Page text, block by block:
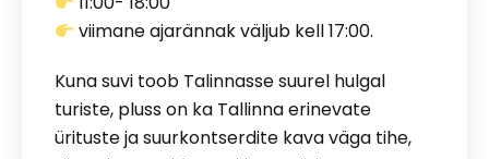
viimane ajarännak väljub kell 17:00.
Kuna suvi toob Talinnasse suurel hulgal
turiste, pluss on ka Tallinna erinevate
ürituste ja suurkontserdite kava väga tihe,